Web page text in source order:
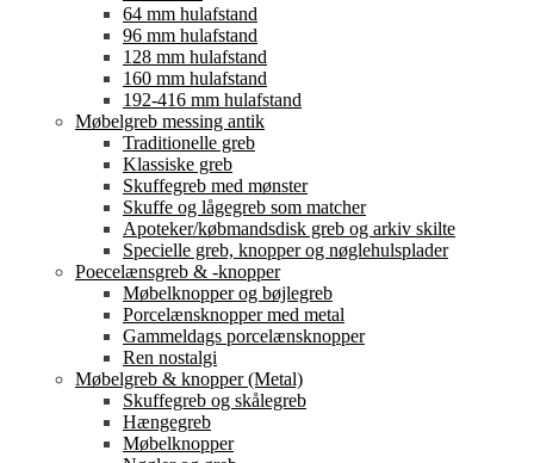
64 mm hulafstand
96 mm hulafstand
128 mm hulafstand
160 mm hulafstand
192-416 mm hulafstand
Møbelgreb messing antik
Traditionelle greb
Klassiske greb
Skuffegreb med mønster
Skuffe og lågegreb som matcher
Apoteker/købmandsdisk greb og arkiv skilte
Specielle greb, knopper og nøglehulsplader
Poecelænsgreb & -knopper
Møbelknopper og bøjlegreb
Porcelænsknopper med metal
Gammeldags porcelænsknopper
Ren nostalgi
Møbelgreb & knopper (Metal)
Skuffegreb og skålegreb
Hængegreb
Møbelknopper